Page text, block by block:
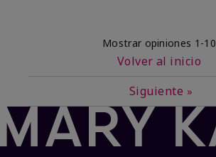
Mostrar opiniones 1-10
Volver al inicio
Siguiente »